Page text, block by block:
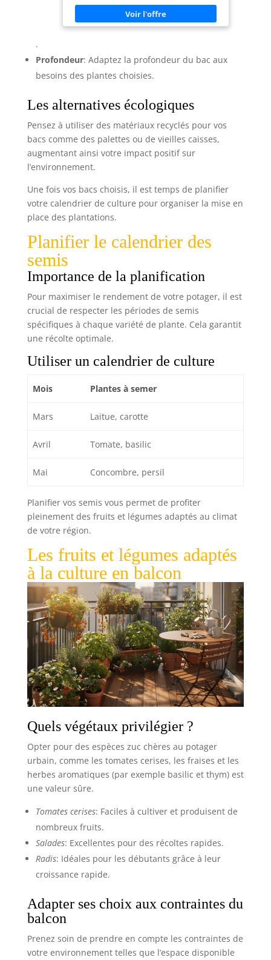
pratique – Disponible en plusieurs tailles
(40x40, 60x60, 80×80, 100×100, 120×120,
150×150 cm), adapté aux petits et grands
espaces. Polyvalent – Utilisable comme
hydroponiques ou en terre. 1. Installation
toutes les configurations de culture indoor.
.
Profondeur: Adaptez la profondeur du bac aux
besoins des plantes choisies.
Les alternatives écologiques
Pensez à utiliser des matériaux recyclés pour vos
bacs comme des palettes ou de vieilles caisses,
augmentant ainsi votre impact positif sur
l’environnement.
Une fois vos bacs choisis, il est temps de planifier
votre calendrier de culture pour organiser la mise en
place des plantations.
Planifier le calendrier des
semis
Importance de la planification
Pour maximiser le rendement de votre potager, il est
crucial de respecter les périodes de semis
spécifiques à chaque variété de plante. Cela garantit
une récolte optimale.
Utiliser un calendrier de culture
Mois Plantes à semer
Mars Laitue, carotte
Avril Tomate, basilic
Mai Concombre, persil
Planifier vos semis vous permet de profiter
pleinement des fruits et légumes adaptés au climat
de votre région.
Les fruits et légumes adaptés
à la culture en balcon
Quels végétaux privilégier ?
Opter pour des espèces zuc chères au potager
urbain, comme les tomates cerises, les fraises et les
herbes aromatiques (par exemple basilic et thym) est
une valeur sûre.
Tomates cerises: Faciles à cultiver et produisent de
nombreux fruits.
Salades: Excellentes pour des récoltes rapides.
Radis: Idéales pour les débutants grâce à leur
croissance rapide.
Adapter ses choix aux contraintes du
balcon
Prenez soin de prendre en compte les contraintes de
votre environnement telles que l’espace disponible